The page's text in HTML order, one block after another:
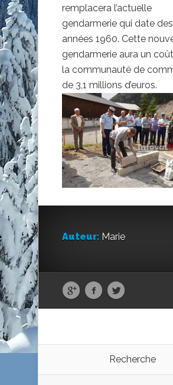
remplacera l’actuelle
gendarmerie qui date des
années 1960. Cette
gendarmerie aura un
la communauté de
de 3,1 millions d’euros.
Auteur: Marie
Recherche